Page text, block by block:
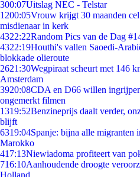
300:07Uitslag NEC - Telstar
1200:05Vrouw krijgt 30 maanden
misdienaar in kerk
4322:22Random Pics van de Dag
4322:19Houthi's vallen Saoedi-
blokkade olieroute
2621:30Wegpiraat scheurt met 146
Amsterdam
3920:08CDA en D66 willen
ongemerkt filmen
1319:52Benzineprijs daalt verder,
blijft
6319:04Spanje: bijna alle migranten
Marokko
417:13Niewiadoma profiteert van
716:10Aanhoudende droogte
Holland